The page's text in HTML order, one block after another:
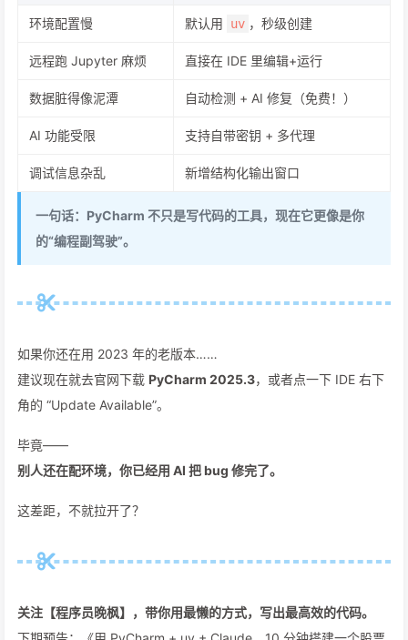
环境配置慢 默认用 uv ，秒级创建
远程跑 Jupyter 麻烦 直接在 IDE 里编辑+运行
数据脏得像泥潭 自动检测 + AI 修复（免费！）
AI 功能受限 支持自带密钥 + 多代理
调试信息杂乱 新增结构化输出窗口
一句话：PyCharm 不只是写代码的工具，现在它更像是你
的“编程副驾驶”。
如果你还在用 2023 年的老版本……
建议现在就去官网下载 PyCharm 2025.3，或者点一下 IDE 右下
角的 “Update Available”。
毕竟——
别人还在配环境，你已经用 AI 把 bug 修完了。
这差距，不就拉开了？
关注【程序员晚枫】，带你用最懒的方式，写出最高效的代码。